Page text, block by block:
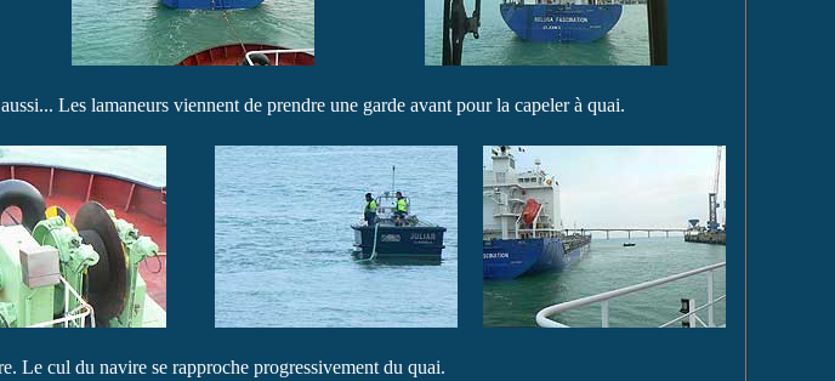
Les lamaneurs viennent de prendre une garde avant pour la capeler à quai.
Le cul du navire se rapproche progressivement du quai.